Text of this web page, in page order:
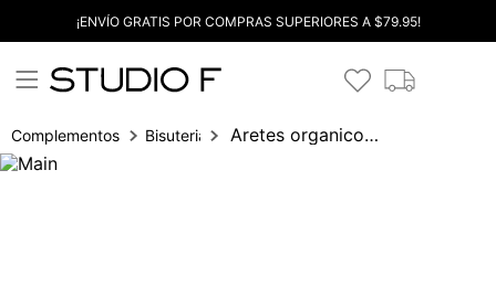
¡ENVÍO GRATIS POR COMPRAS SUPERIORES A $79.95!
Complementos Bisuteria Aretes organicos tejidos